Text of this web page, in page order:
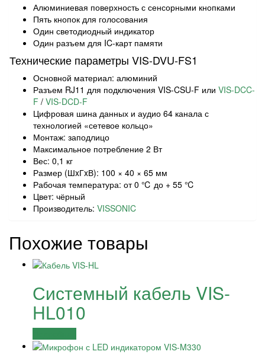
Алюминиевая поверхность с сенсорными кнопками
Пять кнопок для голосования
Один светодиодный индикатор
Один разъем для IC-карт памяти
Технические параметры VIS-DVU-FS1
Основной материал: алюминий
Разъем RJ11 для подключения VIS-CSU-F или VIS-DCC-
F / VIS-DCD-F
Цифровая шина данных и аудио 64 канала с
технологией «сетевое кольцо»
Монтаж: заподлицо
Максимальное потребление 2 Вт
Вес: 0,1 кг
Размер (ШxГxВ): 100 × 40 × 65 мм
Рабочая температура: от 0 ℃ до + 55 ℃
Цвет: чёрный
Производитель: VISSONIC
Похожие товары
Системный кабель VIS-
HL010